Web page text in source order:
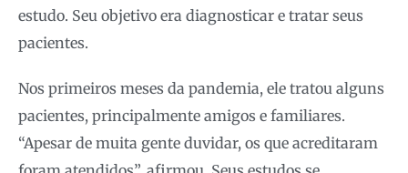
estudo. Seu objetivo era diagnosticar e tratar seus
pacientes.
Nos primeiros meses da pandemia, ele tratou alguns
pacientes, principalmente amigos e familiares.
“Apesar de muita gente duvidar, os que acreditaram